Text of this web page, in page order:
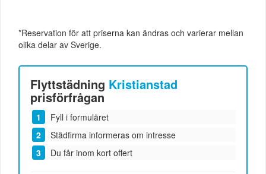
*Reservation för att priserna kan ändras och varierar mellan
olika delar av Sverige.
Flyttstädning Kristianstad
prisförfrågan
Fyll i formuläret
Städfirma informeras om intresse
Du får inom kort offert